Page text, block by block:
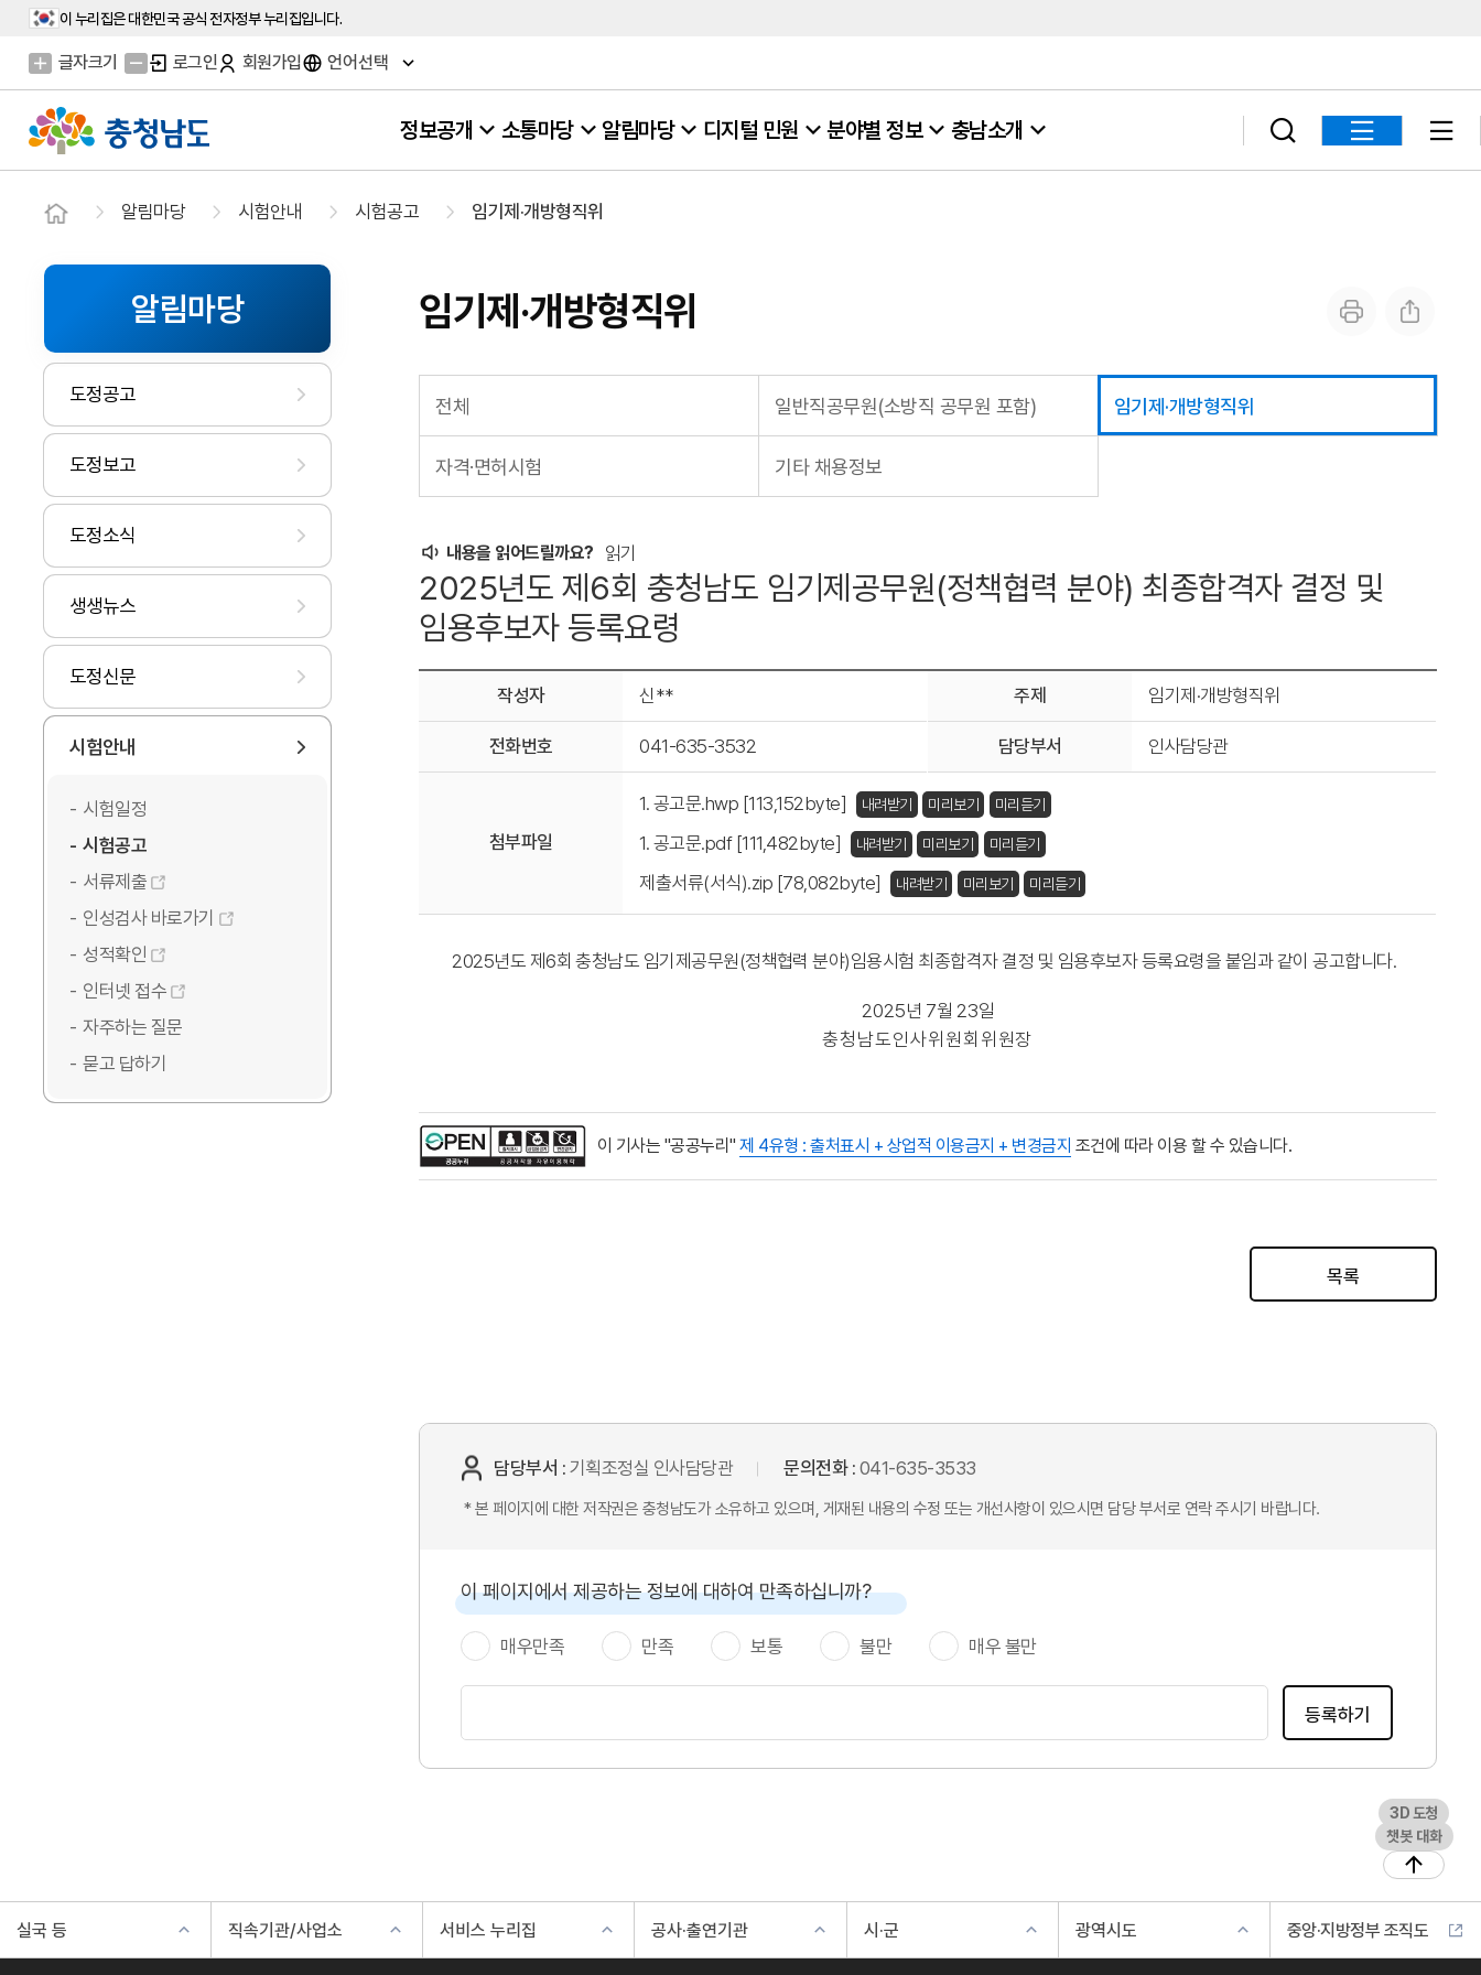
이 누리집은 대한민국 공식 전자정부 누리집입니다.
글자크기 로그인 회원가입 언어선택
정보공개 소통마당 알림마당 디지털 민원 분야별 정보 충남소개
알림마당 시험안내 시험공고 임기제·개방형직위
알림마당
도정공고
도정보고
도정소식
생생뉴스
도정신문
시험안내
시험일정
시험공고
서류제출
인성검사 바로가기
성적확인
인터넷 접수
자주하는 질문
묻고 답하기
임기제·개방형직위
전체 일반직공무원(소방직 공무원 포함) 임기제·개방형직위
자격·면허시험 기타 채용정보
내용을 읽어드릴까요? 읽기
2025년도 제6회 충청남도 임기제공무원(정책협력 분야) 최종합격자 결정 및
임용후보자 등록요령
작성자 신** 주제 임기제·개방형직위
전화번호 041-635-3532 담당부서 인사담당관
첨부파일
1. 공고문.hwp [113,152byte] 내려받기 미리보기 미리듣기
1. 공고문.pdf [111,482byte] 내려받기 미리보기 미리듣기
제출서류(서식).zip [78,082byte] 내려받기 미리보기 미리듣기
2025년도 제6회 충청남도 임기제공무원(정책협력 분야)임용시험 최종합격자 결정 및 임용후보자 등록요령을 붙임과 같이 공고합니다.
2025년 7월 23일
충청남도인사위원회위원장
이 기사는 "공공누리"제 4유형 : 출처표시 + 상업적 이용금지 + 변경금지 조건에 따라 이용 할 수 있습니다.
목록
담당부서 : 기획조정실 인사담당관 문의전화 : 041-635-3533
* 본 페이지에 대한 저작권은 충청남도가 소유하고 있으며, 게재된 내용의 수정 또는 개선사항이 있으시면 담당 부서로 연락 주시기 바랍니다.
이 페이지에서 제공하는 정보에 대하여 만족하십니까?
매우만족 만족 보통 불만 매우 불만
등록하기
3D 도청
챗봇 대화
실국 등 직속기관/사업소 서비스 누리집 공사·출연기관 시·군 광역시도 중앙·지방정부 조직도